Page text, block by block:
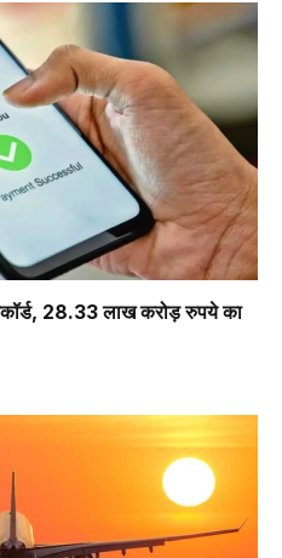
28.33 लाख करोड़ रुपये का